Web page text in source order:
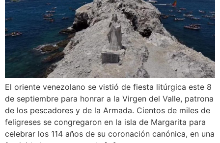
El oriente venezolano se vistió de fiesta litúrgica este 8
de septiembre para honrar a la Virgen del Valle, patrona
de los pescadores y de la Armada. Cientos de miles de
feligreses se congregaron en la isla de Margarita para
celebrar los 114 años de su coronación canónica, en una